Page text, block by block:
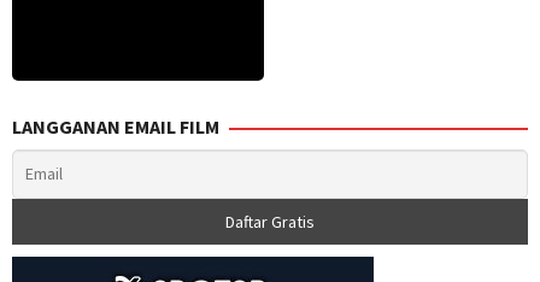
LANGGANAN EMAIL FILM